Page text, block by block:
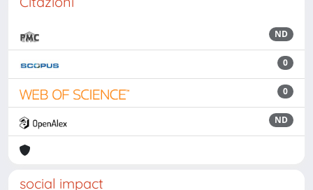
ND
0
0
ND
social impact